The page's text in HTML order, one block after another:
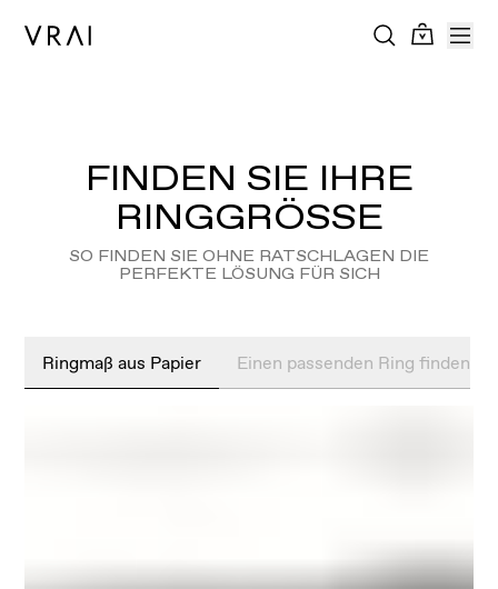
FINDEN SIE IHRE
RINGGRÖSSE
SO FINDEN SIE OHNE RATSCHLAGEN DIE
PERFEKTE LÖSUNG FÜR SICH
Ringmaß aus Papier Einen passenden Ring finden